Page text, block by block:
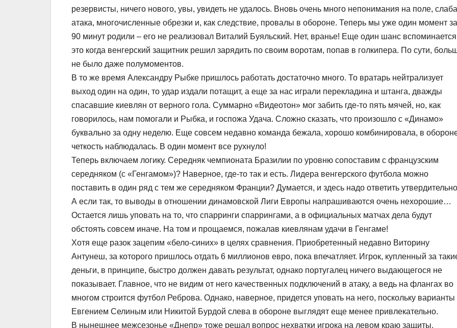
резервисты, ничего нового, увы, увидеть не удалось. Вновь очень много непонимания на поле,
атака, многочисленные обрезки и, как следствие, провалы в обороне. Теперь мы уже один момент за
90 минут родили – его не реализовал Виталий Буяльский. Нет, вранье! Еще один шанс
это когда венгерский защитник решил зарядить по своим воротам, попав в голкипера. По сути,
не было даже полумоментов.
В то же время Александру Рыбке пришлось работать достаточно много. То вратарь нейтрализует
выход один на один, то удар издали потащит, а еще за нас играли перекладина и штанга, дважды
спасавшие киевлян от верного гола. Суммарно «Видеотон» мог забить где-то пять мячей, но, как
говорилось, нам помогали и Рыбка, и госпожа Удача. Сложно сказать, что произошло с «Динамо»
буквально за одну неделю. Еще совсем недавно команда бежала, хорошо комбинировала, в
четкость наблюдалась. В один момент все рухнуло!
Теперь включаем логику. Середняк чемпионата Бразилии по уровню сопоставим с французским
середняком (с «Генгамом»)? Наверное, где-то так и есть. Лидера венгерского футбола можно
поставить в один ряд с тем же середняком Франции? Думается, и здесь надо ответить
А если так, то выводы в отношении динамовской Лиги Европы напрашиваются очень нехорошие…
Остается лишь уповать на то, что спарринги спаррингами, а в официальных матчах дела будут
обстоять совсем иначе. На том и прощаемся, пожалав киевлянам удачи в Генгаме!
Хотя еще разок зацепим «бело-синих» в целях сравнения. Приобретенный недавно Виторину
Антунеш, за которого пришлось отдать 6 миллионов евро, пока впечатляет. Игрок, купленный за
деньги, в принципе, быстро должен давать результат, однако португалец ничего выдающегося не
показывает. Главное, что не видим от него качественных подключений в атаку, а ведь на флангах во
многом строится футбол Реброва. Однако, наверное, придется уповать на него, поскольку варианты
Евгением Селиным или Никитой Бурдой слева в обороне выглядят еще менее привлекательно.
В нынешнее межсезонье «Днепр» тоже решал вопрос нехватки игрока на левом краю защиты.